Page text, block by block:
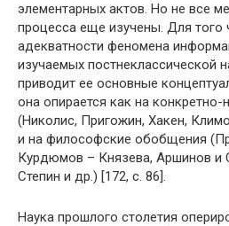
элементарных актов. Но не все
процесса еще изучены. Для того
адекватности феномена
изучаемых постнеклассической
приводит ее основные
она опирается как на конкретно-
(Николис, Пригожин, Хакен,
и на философские обобщения
Курдюмов – Князева, Аршинов и
Степин и др.) [172, с. 86].
Наука прошлого столетия